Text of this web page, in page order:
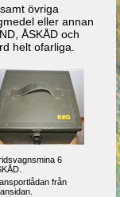
övriga
eller annan
ÅSKÅD och
helt ofarliga.
6
från